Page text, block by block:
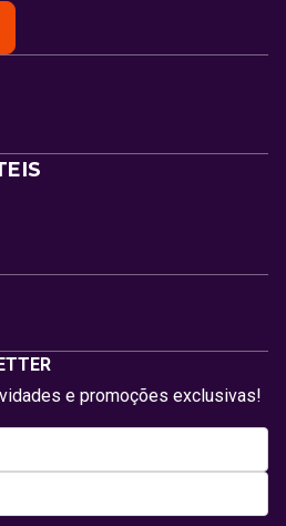
e promoções exclusivas!